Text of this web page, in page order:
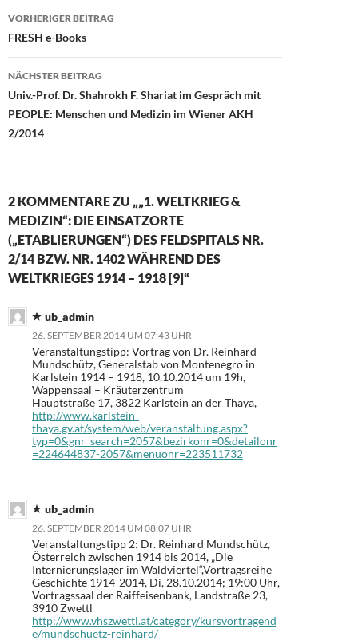
Beitragsnavigation
VORHERIGER BEITRAG
FRESH e-Books
NÄCHSTER BEITRAG
Univ.-Prof. Dr. Shahrokh F. Shariat im Gespräch mit
PEOPLE: Menschen und Medizin im Wiener AKH
2/2014
2 KOMMENTARE ZU „„1. WELTKRIEG &
MEDIZIN“: DIE EINSATZORTE
(„ETABLIERUNGEN“) DES FELDSPITALS NR.
2/14 BZW. NR. 1402 WÄHREND DES
WELTKRIEGES 1914 – 1918 [9]“
ub_admin
26. SEPTEMBER 2014 UM 07:43 UHR
Veranstaltungstipp: Vortrag von Dr. Reinhard
Mundschütz, Generalstab von Montenegro in
Karlstein 1914 – 1918, 10.10.2014 um 19h,
Wappensaal – Kräuterzentrum
Hauptstraße 17, 3822 Karlstein an der Thaya,
http://www.karlstein-
thaya.gv.at/system/web/veranstaltung.aspx?
typ=0&gnr_search=2057&bezirkonr=0&detailonr
=224644837-2057&menuonr=223511732
ub_admin
26. SEPTEMBER 2014 UM 08:07 UHR
Veranstaltungstipp 2: Dr. Reinhard Mundschütz,
Österreich zwischen 1914 bis 2014, „Die
Internierungslager im Waldviertel“,Vortragsreihe
Geschichte 1914-2014, Di, 28.10.2014; 19:00 Uhr,
Vortragssaal der Raiffeisenbank, Landstraße 23,
3910 Zwettl
http://www.vhszwettl.at/category/kursvortragend
e/mundschuetz-reinhard/